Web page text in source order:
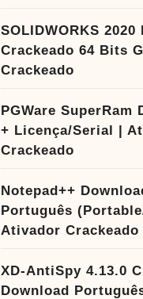
SOLIDWORKS 2020
Crackeado 64 Bits
Crackeado
PGWare SuperRam
+ Licença/Serial |
Crackeado
Notepad++
Português
Ativador Crackeado
XD-AntiSpy 4.13.0
Download